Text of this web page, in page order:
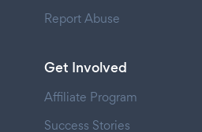
Report Abuse
Get Involved
Affiliate Program
Success Stories